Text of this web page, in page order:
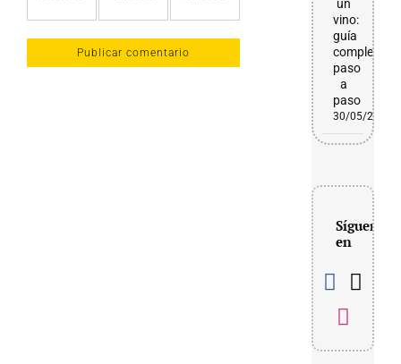
un
vino:
guía
completa
paso
a
paso
30/05/2026
Síguenos
en